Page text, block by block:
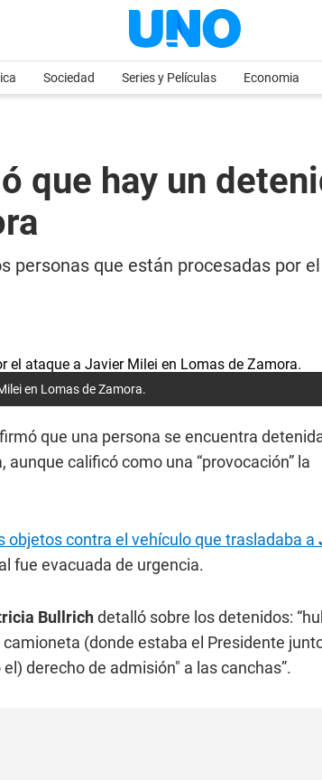
Sociedad Series y Películas Economia
que hay un
que están procesadas por
en Lomas de Zamora.
que una persona se encuentra
aunque calificó como una “provocación” la
objetos contra el vehículo que trasladaba a
fue evacuada de urgencia.
Bullrichdetalló sobre los detenidos:
(donde estaba el Presidente
derecho de admisión" a las canchas”.